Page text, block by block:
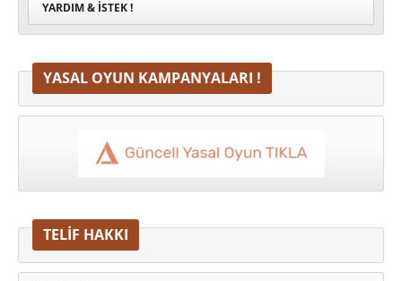
YARDIM & İSTEK !
YASAL OYUN KAMPANYALARI !
TELİF HAKKI